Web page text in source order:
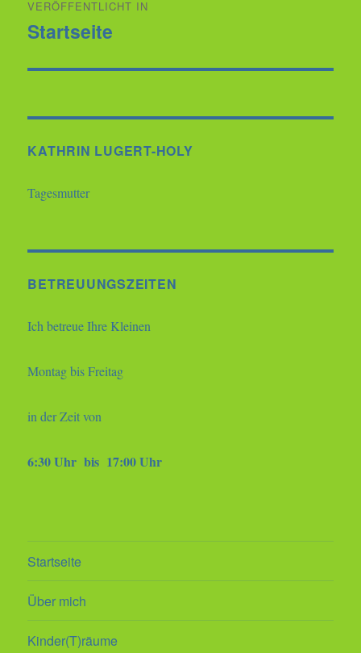
VERÖFFENTLICHT IN
Startseite
KATHRIN LUGERT-HOLY
Tagesmutter
BETREUUNGSZEITEN
Ich betreue Ihre Kleinen
Montag bis Freitag
in der Zeit von
6:30 Uhr bis 17:00 Uhr
Startseite
Über mich
Kinder(T)räume